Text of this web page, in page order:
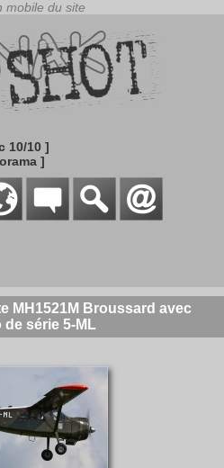
10/10 ]
]
MH1521M Broussard avec
de série 5-ML